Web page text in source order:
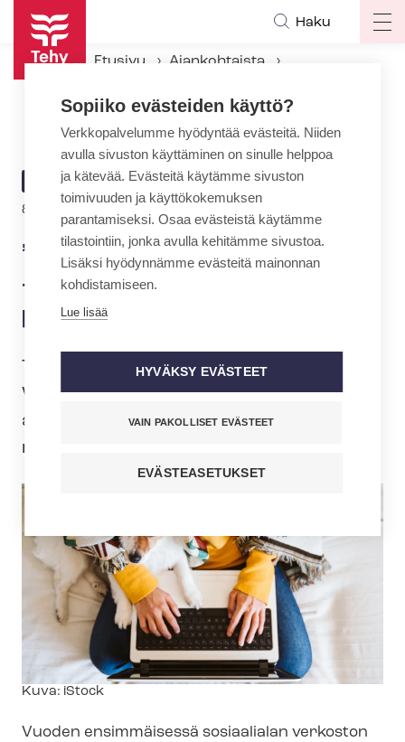
Hyppää
pääsisältöön
Haku
Etusivu
Ajankohtaista
”Kohdattaisiin ihan ihmisenä” – sosiaalialan webinaari päihdeasiakkaista
ARTIKKELIN
KATEGORIA
AJANKOHTAISTA
8.1.2021 | 9:49
”Kohdattaisiin ihan ihmisenä”
– sosiaalialan webinaari
päihdeasiakkaista
Tehyn sosiaalialan webinaarit jatkuvat.
Webinaareihin voivat osallistua kaikki
ammattilaiset, jotka kokevat hyötyvänsä
niistä.
Kuvateksti
Kuva: iStock
Vuoden ensimmäisessä sosiaalialan verkoston
Sopiiko evästeiden käyttö?
Verkkopalvelumme hyödyntää evästeitä. Niiden
avulla sivuston käyttäminen on sinulle helppoa
ja kätevää. Evästeitä käytämme sivuston
toimivuuden ja käyttökokemuksen
parantamiseksi. Osaa evästeistä käytämme
tilastointiin, jonka avulla kehitämme sivustoa.
Lisäksi hyödynnämme evästeitä mainonnan
kohdistamiseen.
Lue lisää
HYVÄKSY EVÄSTEET
VAIN PAKOLLISET EVÄSTEET
EVÄSTEASETUKSET